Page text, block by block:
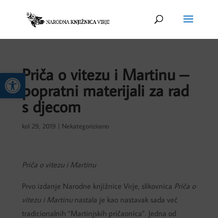
Open toolbar
Priča o vitezu i Martinu –
popratni materijali za rad
s djecom
kol 29, 2019 Nekategorizirano
Priča o vitezu i Martinu
Prvo izdanje Narodne knjižnice Virje, slikovnica Priča o
vitezu i Martinunastala je kao nastavak sada već
tradicionalnih “Martinjskih pričaonica”. Jedna od